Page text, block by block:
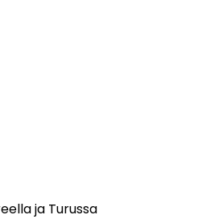
ja Turussa